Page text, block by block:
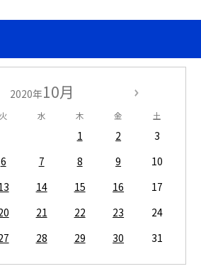
2020年10月
火 水 木 金 土
1 2
3
6 7 8 9
10
14 15 16
17
21 22 23
24
28 29 30 31